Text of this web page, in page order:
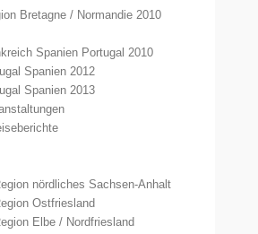
Bretagne / Normandie 2010
Spanien Portugal 2010
Spanien 2012
Spanien 2013
nördliches Sachsen-Anhalt
Ostfriesland
Elbe / Nordfriesland